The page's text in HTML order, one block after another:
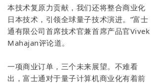
本技术复原力贡献，我们还将整合商业化
日本技术，引领全球量子技术演进。”富士
通有限公司首席技术官兼首席产品官Vivek
Mahajan评论道。
一项商业订单，三个未来展望。不难看
出，富士通对于量子计算机商业化有着前